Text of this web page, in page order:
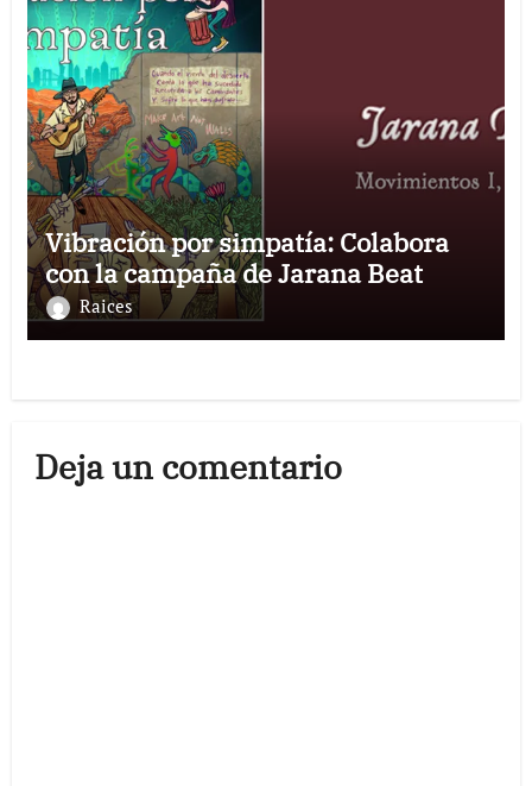
Vibración por simpatía: Colabora
con la campaña de Jarana Beat
Raices
Deja un comentario